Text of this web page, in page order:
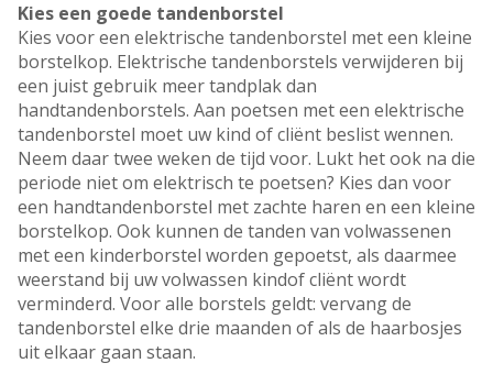
Kies een goede tandenborstel
Kies voor een elektrische tandenborstel met een kleine
borstelkop. Elektrische tandenborstels verwijderen bij
een juist gebruik meer tandplak dan
handtandenborstels. Aan poetsen met een elektrische
tandenborstel moet uw kind of cliënt beslist wennen.
Neem daar twee weken de tijd voor. Lukt het ook na die
periode niet om elektrisch te poetsen? Kies dan voor
een handtandenborstel met zachte haren en een kleine
borstelkop. Ook kunnen de tanden van volwassenen
met een kinderborstel worden gepoetst, als daarmee
weerstand bij uw volwassen kindof cliënt wordt
verminderd. Voor alle borstels geldt: vervang de
tandenborstel elke drie maanden of als de haarbosjes
uit elkaar gaan staan.